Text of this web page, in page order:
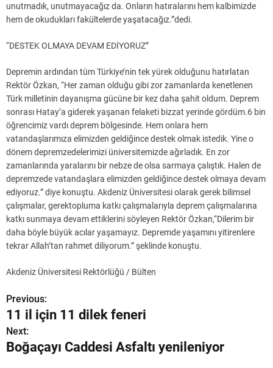
unutmadık, unutmayacağız da. Onların hatıralarını hem kalbimizde
hem de okudukları fakültelerde yaşatacağız.”dedi.
“DESTEK OLMAYA DEVAM EDİYORUZ”
Depremin ardından tüm Türkiye’nin tek yürek olduğunu hatırlatan
Rektör Özkan, “Her zaman olduğu gibi zor zamanlarda kenetlenen
Türk milletinin dayanışma gücüne bir kez daha şahit oldum. Deprem
sonrası Hatay’a giderek yaşanan felaketi bizzat yerinde gördüm.6 bin
öğrencimiz vardı deprem bölgesinde. Hem onlara hem
vatandaşlarımıza elimizden geldiğince destek olmak istedik. Yine o
dönem depremzedelerimizi üniversitemizde ağırladık. En zor
zamanlarında yaralarını bir nebze de olsa sarmaya çalıştık. Halen de
depremzede vatandaşlara elimizden geldiğince destek olmaya devam
ediyoruz.” diye konuştu. Akdeniz Üniversitesi olarak gerek bilimsel
çalışmalar, gerektopluma katkı çalışmalarıyla deprem çalışmalarına
katkı sunmaya devam ettiklerini söyleyen Rektör Özkan,“Dilerim bir
daha böyle büyük acılar yaşamayız. Depremde yaşamını yitirenlere
tekrar Allah’tan rahmet diliyorum.” şeklinde konuştu.
Akdeniz Üniversitesi Rektörlüğü / Bülten
Y
a
z
Previous:
11 il için 11 dilek feneri
Next:
Boğaçayı Caddesi Asfaltı yenileniyor